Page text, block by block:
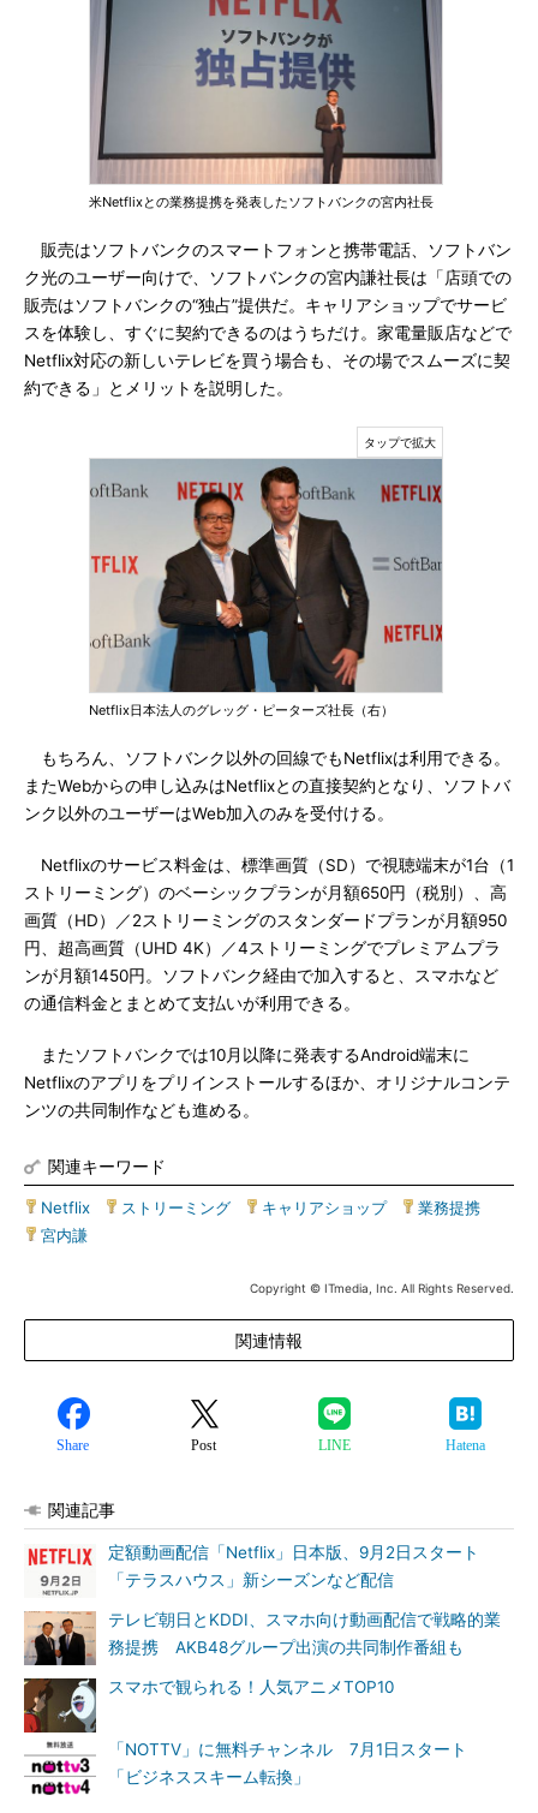
米Netflixとの業務提携を発表したソフトバンクの宮内社長
販売はソフトバンクのスマートフォンと携帯電話、ソフトバン
ク光のユーザー向けで、ソフトバンクの宮内謙社長は「店頭での
販売はソフトバンクの“独占”提供だ。キャリアショップでサービ
スを体験し、すぐに契約できるのはうちだけ。家電量販店などで
Netflix対応の新しいテレビを買う場合も、その場でスムーズに契
約できる」とメリットを説明した。
Netflix日本法人のグレッグ・ピーターズ社長（右）
もちろん、ソフトバンク以外の回線でもNetflixは利用できる。
またWebからの申し込みはNetflixとの直接契約となり、ソフトバ
ンク以外のユーザーはWeb加入のみを受付ける。
Netflixのサービス料金は、標準画質（SD）で視聴端末が1台（1
ストリーミング）のベーシックプランが月額650円（税別）、高
画質（HD）／2ストリーミングのスタンダードプランが月額950
円、超高画質（UHD 4K）／4ストリーミングでプレミアムプラ
ンが月額1450円。ソフトバンク経由で加入すると、スマホなど
の通信料金とまとめて支払いが利用できる。
またソフトバンクでは10月以降に発表するAndroid端末に
Netflixのアプリをプリインストールするほか、オリジナルコンテ
ンツの共同制作なども進める。
関連キーワード
Netflix ストリーミング キャリアショップ| 業務提携
宮内謙
Copyright © ITmedia, Inc. All Rights Reserved.
関連情報
Share Post LINE Hatena
関連記事
定額動画配信「Netflix」日本版、9月2日スタート
「テラスハウス」新シーズンなど配信
テレビ朝日とKDDI、スマホ向け動画配信で戦略的業
務提携 AKB48グループ出演の共同制作番組も
スマホで観られる！人気アニメTOP10
「NOTTV」に無料チャンネル 7月1日スタート
「ビジネススキーム転換」